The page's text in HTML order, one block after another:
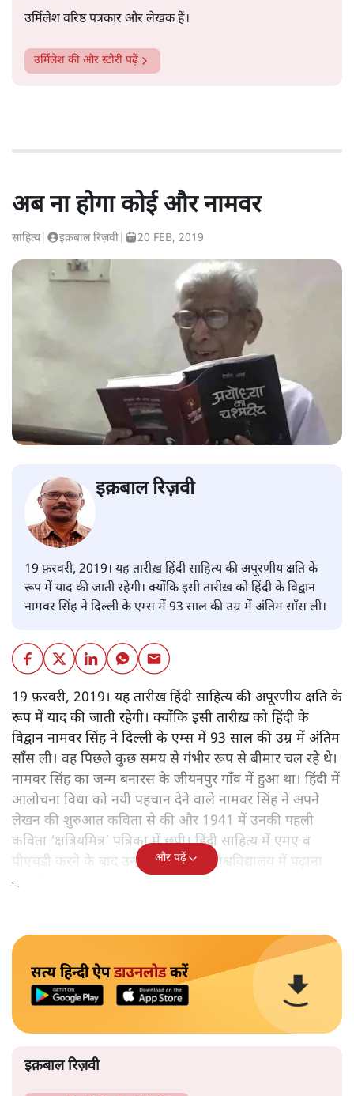
उर्मिलेश वरिष्ठ पत्रकार और लेखक हैं।
उर्मिलेश की और स्टोरी पढ़ें
अब ना होगा कोई और नामवर
साहित्य| इक़बाल रिज़वी 20 FEB, 2019
इक़बाल रिज़वी
19 फ़रवरी, 2019। यह तारीख़ हिंदी साहित्य की अपूरणीय क्षति के
रूप में याद की जाती रहेगी। क्योंकि इसी तारीख़ को हिंदी के विद्वान
नामवर सिंह ने दिल्ली के एम्स में 93 साल की उम्र में अंतिम साँस ली।
19 फ़रवरी, 2019। यह तारीख़ हिंदी साहित्य की अपूरणीय क्षति के
रूप में याद की जाती रहेगी। क्योंकि इसी तारीख़ को हिंदी के
विद्वान नामवर सिंह ने दिल्ली के एम्स में 93 साल की उम्र में अंतिम
साँस ली। वह पिछले कुछ समय से गंभीर रूप से बीमार चल रहे थे।
नामवर सिंह का जन्म बनारस के जीयनपुर गाँव में हुआ था। हिंदी में
आलोचना विधा को नयी पहचान देने वाले नामवर सिंह ने अपने
लेखन की शुरुआत कविता से की और 1941 में उनकी पहली
कविता ‘क्षत्रियमित्र’ पत्रिका में छपी। हिंदी साहित्य में एमए व
पीएचडी करने के बाद उन्होंने काशी हिंदू विश्वविद्यालय में पढ़ाना
शुरू किया।
और पढ़ें
सत्य हिन्दी ऐपडाउनलोडकरें
इक़बाल रिज़वी